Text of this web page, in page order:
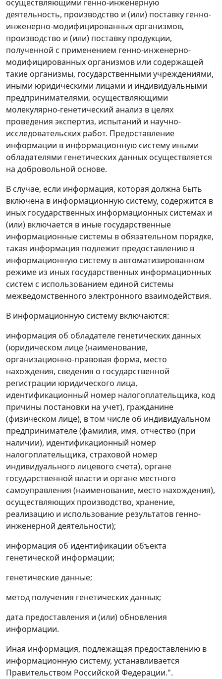
осуществляющими генно-инженерную
деятельность, производство и (или) поставку генно-
инженерно-модифицированных организмов,
производство и (или) поставку продукции,
полученной с применением генно-инженерно-
модифицированных организмов или содержащей
такие организмы, государственными учреждениями,
иными юридическими лицами и индивидуальными
предпринимателями, осуществляющими
молекулярно-генетический анализ в целях
проведения экспертиз, испытаний и научно-
исследовательских работ. Предоставление
информации в информационную систему иными
обладателями генетических данных осуществляется
на добровольной основе.
В случае, если информация, которая должна быть
включена в информационную систему, содержится в
иных государственных информационных системах и
(или) включается в иные государственные
информационные системы в обязательном порядке,
такая информация подлежит предоставлению в
информационную систему в автоматизированном
режиме из иных государственных информационных
систем с использованием единой системы
межведомственного электронного взаимодействия.
В информационную систему включаются:
информация об обладателе генетических данных
(юридическом лице (наименование,
организационно-правовая форма, место
нахождения, сведения о государственной
регистрации юридического лица,
идентификационный номер налогоплательщика, код
причины постановки на учет), гражданине
(физическом лице), в том числе об индивидуальном
предпринимателе (фамилия, имя, отчество (при
наличии), идентификационный номер
налогоплательщика, страховой номер
индивидуального лицевого счета), органе
государственной власти и органе местного
самоуправления (наименование, место нахождения),
осуществляющих производство, хранение,
реализацию и использование результатов генно-
инженерной деятельности);
информация об идентификации объекта
генетической информации;
генетические данные;
метод получения генетических данных;
дата предоставления и (или) обновления
информации.
Иная информация, подлежащая предоставлению в
информационную систему, устанавливается
Правительством Российской Федерации.".